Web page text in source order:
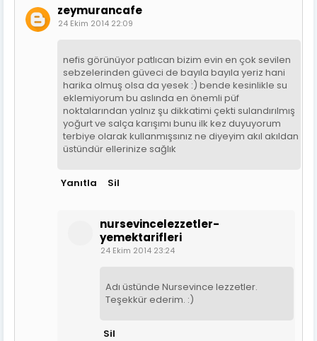
zeymurancafe
24 Ekim 2014 22:09
nefis görünüyor patlıcan bizim evin en çok sevilen
sebzelerinden güveci de bayıla bayıla yeriz hani
harika olmuş olsa da yesek :) bende kesinlikle su
eklemiyorum bu aslında en önemli püf
noktalarından yalnız şu dikkatimi çekti sulandırılmış
yoğurt ve salça karışımı bunu ilk kez duyuyorum
terbiye olarak kullanmışsınız ne diyeyim akıl akıldan
üstündür ellerinize sağlık
Yanıtla Sil
nursevincelezzetler-
yemektarifleri
24 Ekim 2014 23:24
Adı üstünde Nursevince lezzetler.
Teşekkür ederim. :)
Sil